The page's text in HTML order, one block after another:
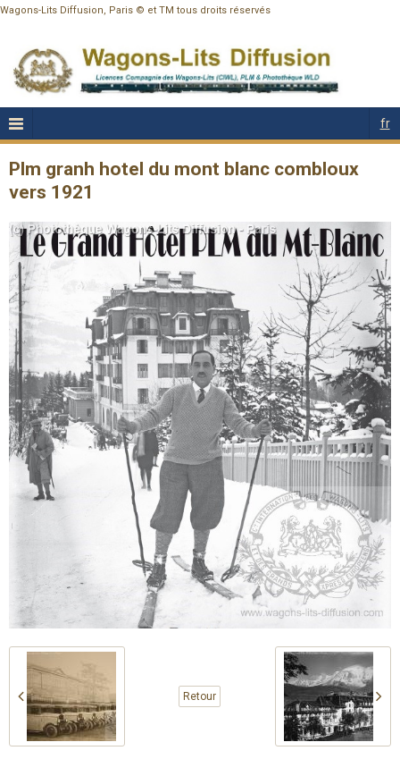
Wagons-Lits Diffusion, Paris © et TM tous droits réservés
fr
Plm granh hotel du mont blanc combloux
vers 1921
Retour